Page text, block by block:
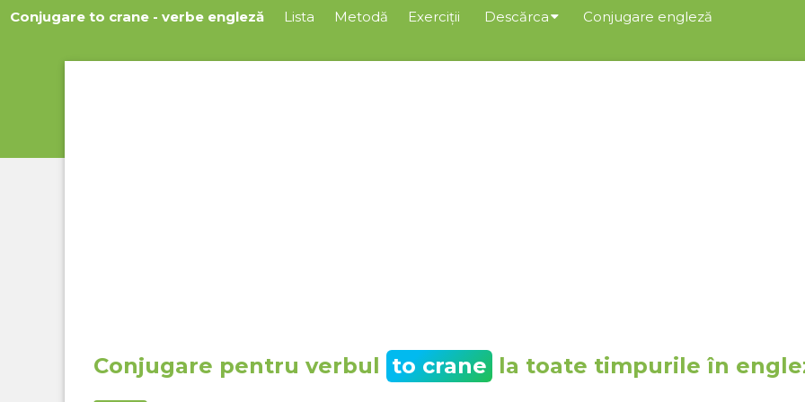
Conjugare to crane - verbe engleză Lista Metodă Exerciții Descărca Conjugare engleză
Conjugare pentru verbul to crane la toate timpurile în